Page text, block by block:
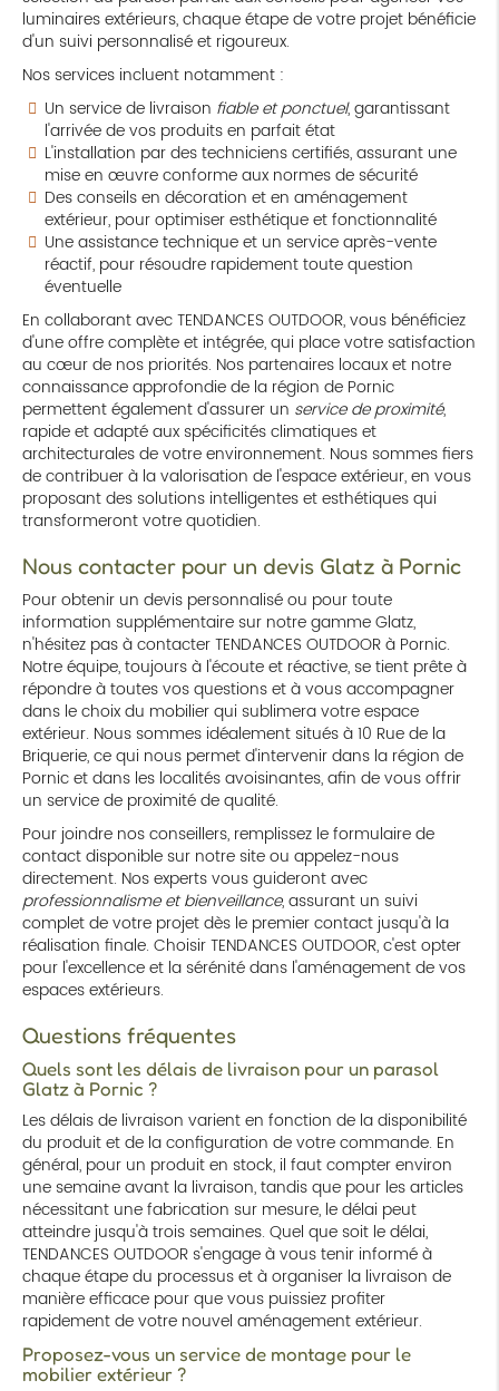
luminaires extérieurs, chaque étape de votre projet bénéficie
d'un suivi personnalisé et rigoureux.
Nos services incluent notamment :
Un service de livraison fiable et ponctuel, garantissant
l'arrivée de vos produits en parfait état
L'installation par des techniciens certifiés, assurant une
mise en œuvre conforme aux normes de sécurité
Des conseils en décoration et en aménagement
extérieur, pour optimiser esthétique et fonctionnalité
Une assistance technique et un service après-vente
réactif, pour résoudre rapidement toute question
éventuelle
En collaborant avec TENDANCES OUTDOOR, vous bénéficiez
d'une offre complète et intégrée, qui place votre satisfaction
au cœur de nos priorités. Nos partenaires locaux et notre
connaissance approfondie de la région de Pornic
permettent également d'assurer un service de proximité,
rapide et adapté aux spécificités climatiques et
architecturales de votre environnement. Nous sommes fiers
de contribuer à la valorisation de l'espace extérieur, en vous
proposant des solutions intelligentes et esthétiques qui
transformeront votre quotidien.
Nous contacter pour un devis Glatz à Pornic
Pour obtenir un devis personnalisé ou pour toute
information supplémentaire sur notre gamme Glatz,
n'hésitez pas à contacter TENDANCES OUTDOOR à Pornic.
Notre équipe, toujours à l'écoute et réactive, se tient prête à
répondre à toutes vos questions et à vous accompagner
dans le choix du mobilier qui sublimera votre espace
extérieur. Nous sommes idéalement situés à 10 Rue de la
Briquerie, ce qui nous permet d'intervenir dans la région de
Pornic et dans les localités avoisinantes, afin de vous offrir
un service de proximité de qualité.
Pour joindre nos conseillers, remplissez le formulaire de
contact disponible sur notre site ou appelez-nous
directement. Nos experts vous guideront avec
professionnalisme et bienveillance, assurant un suivi
complet de votre projet dès le premier contact jusqu'à la
réalisation finale. Choisir TENDANCES OUTDOOR, c'est opter
pour l'excellence et la sérénité dans l'aménagement de vos
espaces extérieurs.
Questions fréquentes
Quels sont les délais de livraison pour un parasol
Glatz à Pornic ?
Les délais de livraison varient en fonction de la disponibilité
du produit et de la configuration de votre commande. En
général, pour un produit en stock, il faut compter environ
une semaine avant la livraison, tandis que pour les articles
nécessitant une fabrication sur mesure, le délai peut
atteindre jusqu'à trois semaines. Quel que soit le délai,
TENDANCES OUTDOOR s'engage à vous tenir informé à
chaque étape du processus et à organiser la livraison de
manière efficace pour que vous puissiez profiter
rapidement de votre nouvel aménagement extérieur.
Proposez-vous un service de montage pour le
mobilier extérieur ?